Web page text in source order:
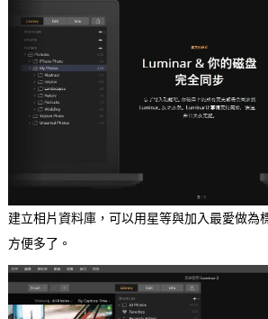
建立相片資料庫，可以用星等與加入最愛做為
方便多了。